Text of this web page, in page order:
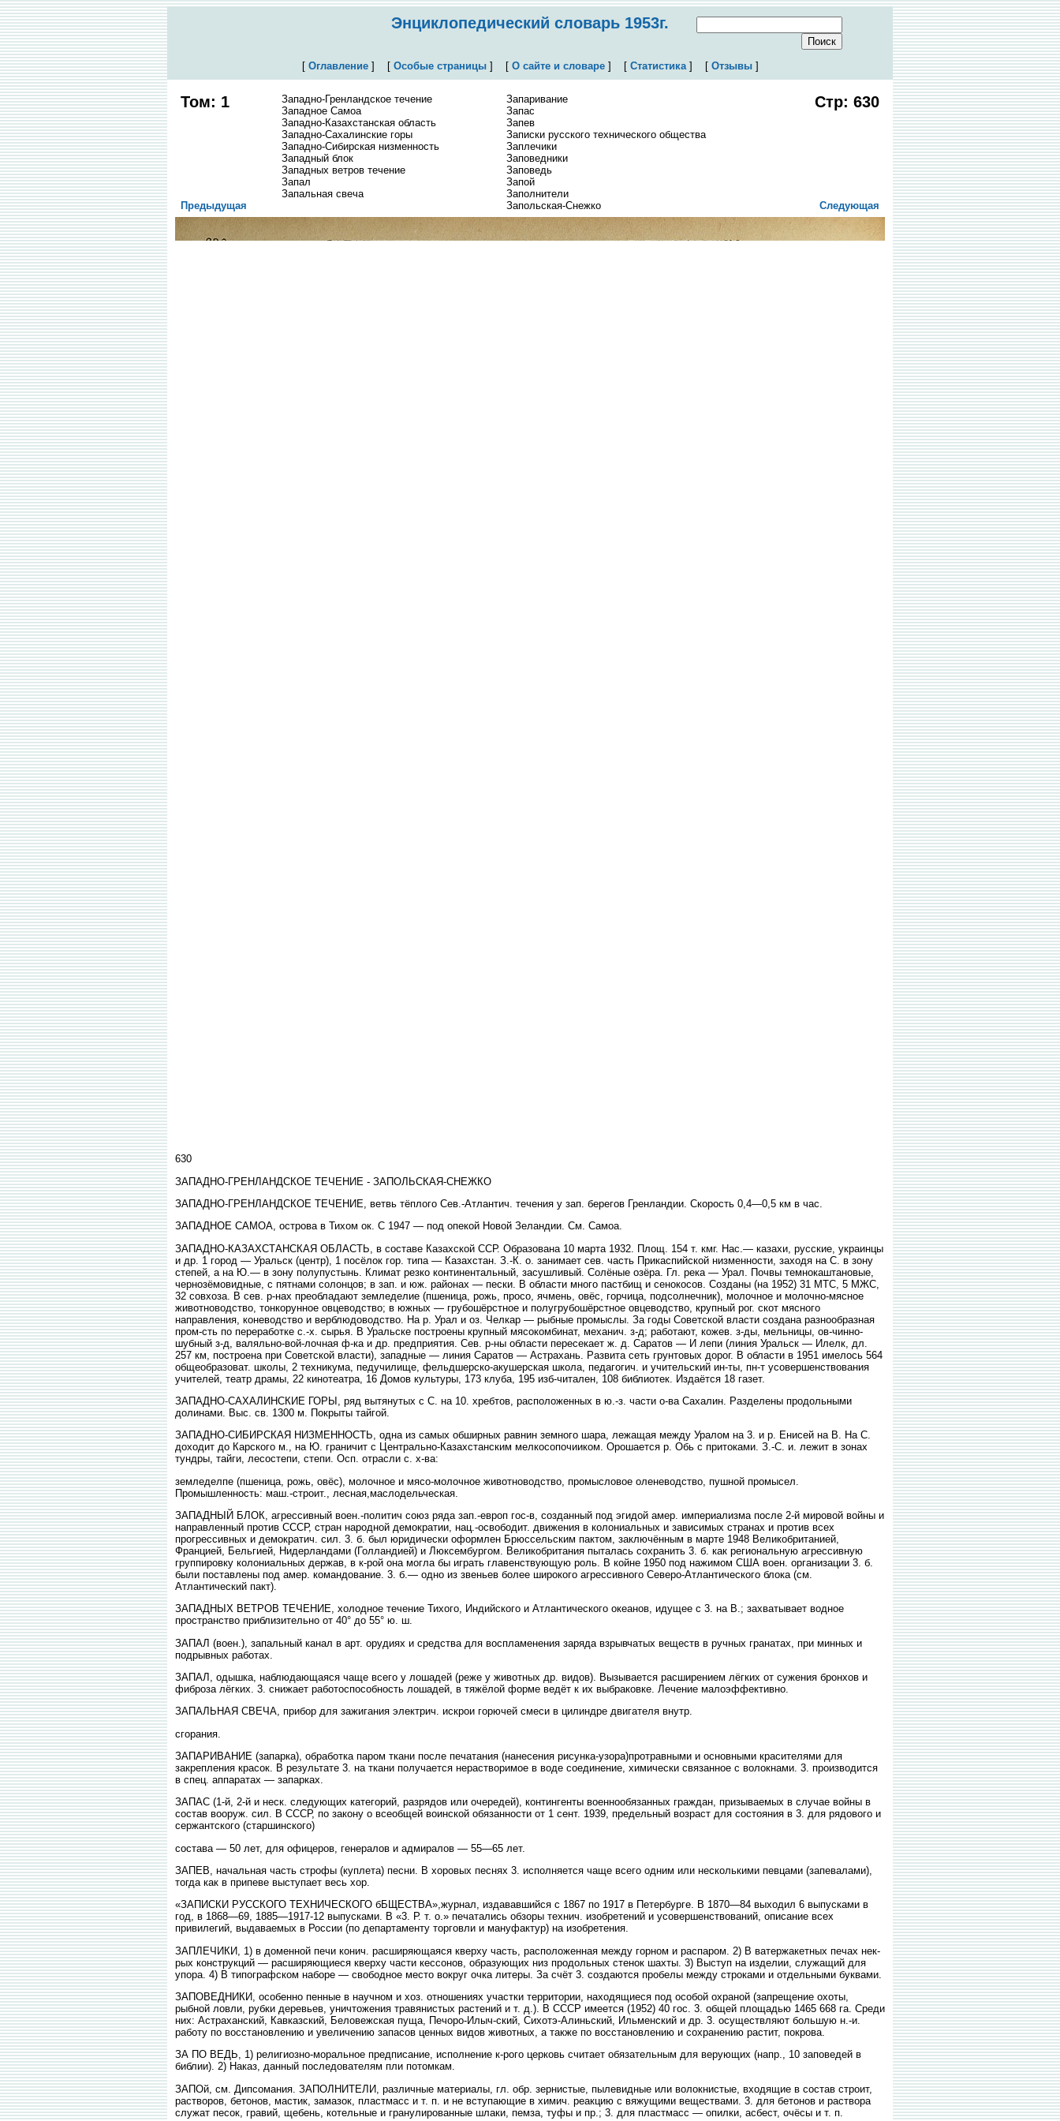
Энциклопедический словарь 1953г.
[ Оглавление] [ Особые страницы] [ О сайте и словаре] [ Статистика] [ Отзывы]
Том: 1
Западно-Гренландское течение
Западное Самоа
Западно-Казахстанская область
Западно-Сахалинские горы
Западно-Сибирская низменность
Западный блок
Западных ветров течение
Запал
Запальная свеча
Запаривание
Запас
Запев
Записки русского технического общества
Заплечики
Заповедники
Заповедь
Запой
Заполнители
Запольская-Снежко
Стр: 630
Предыдущая Следующая
630
ЗАПАДНО-ГРЕНЛАНДСКОЕ ТЕЧЕНИЕ - ЗАПОЛЬСКАЯ-СНЕЖКО
ЗАПАДНО-ГРЕНЛАНДСКОЕ ТЕЧЕНИЕ, ветвь тёплого Сев.-Атлантич. течения у зап. берегов Гренландии. Скорость 0,4—0,5 км в час.
ЗАПАДНОЕ САМОА, острова в Тихом ок. С 1947 — под опекой Новой Зеландии. См. Самоа.
ЗАПАДНО-КАЗАХСТАНСКАЯ ОБЛАСТЬ, в составе Казахской ССР. Образована 10 марта 1932. Площ. 154 т. кмг. Нас.— казахи, русские, украинцы
и др. 1 город — Уральск (центр), 1 посёлок гор. типа — Казахстан. З.-К. о. занимает сев. часть Прикаспийской низменности, заходя на С. в зону
степей, а на Ю.— в зону полупустынь. Климат резко континентальный, засушливый. Солёные озёра. Гл. река — Урал. Почвы темнокаштановые,
чернозёмовидные, с пятнами солонцов; в зап. и юж. районах — пески. В области много пастбищ и сенокосов. Созданы (на 1952) 31 МТС, 5 МЖС,
32 совхоза. В сев. р-нах преобладают земледелие (пшеница, рожь, просо, ячмень, овёс, горчица, подсолнечник), молочное и молочно-мясное
животноводство, тонкорунное овцеводство; в южных — грубошёрстное и полугрубошёрстное овцеводство, крупный рог. скот мясного
направления, коневодство и верблюдоводство. На р. Урал и оз. Челкар — рыбные промыслы. За годы Советской власти создана разнообразная
пром-сть по переработке с.-х. сырья. В Уральске построены крупный мясокомбинат, механич. з-д; работают, кожев. з-ды, мельницы, ов-чинно-
шубный з-д, валяльно-вой-лочная ф-ка и др. предприятия. Сев. р-ны области пересекает ж. д. Саратов — И лепи (линия Уральск — Илелк, дл.
257 км, построена при Советской власти), западные — линия Саратов — Астрахань. Развита сеть грунтовых дорог. В области в 1951 имелось 564
общеобразоват. школы, 2 техникума, педучилище, фельдшерско-акушерская школа, педагогич. и учительский ин-ты, пн-т усовершенствования
учителей, театр драмы, 22 кинотеатра, 16 Домов культуры, 173 клуба, 195 изб-читален, 108 библиотек. Издаётся 18 газет.
ЗАПАДНО-САХАЛИНСКИЕ ГОРЫ, ряд вытянутых с С. на 10. хребтов, расположенных в ю.-з. части о-ва Сахалин. Разделены продольными
долинами. Выс. св. 1300 м. Покрыты тайгой.
ЗАПАДНО-СИБИРСКАЯ НИЗМЕННОСТЬ, одна из самых обширных равнин земного шара, лежащая между Уралом на 3. и р. Енисей на В. На С.
доходит до Карского м., на Ю. граничит с Центрально-Казахстанским мелкосопочииком. Орошается р. Обь с притоками. З.-С. и. лежит в зонах
тундры, тайги, лесостепи, степи. Осп. отрасли с. х-ва:
земледелпе (пшеница, рожь, овёс), молочное и мясо-молочное животноводство, промысловое оленеводство, пушной промысел.
Промышленность: маш.-строит., лесная,маслодельческая.
ЗАПАДНЫЙ БЛОК, агрессивный воен.-политич союз ряда зап.-европ гос-в, созданный под эгидой амер. империализма после 2-й мировой войны и
направленный против СССР, стран народной демократии, нац.-освободит. движения в колониальных и зависимых странах и против всех
прогрессивных и демократич. сил. 3. б. был юридически оформлен Брюссельским пактом, заключённым в марте 1948 Великобританией,
Францией, Бельгией, Нидерландами (Голландией) и Люксембургом. Великобритания пыталась сохранить 3. б. как региональную агрессивную
группировку колониальных держав, в к-рой она могла бы играть главенствующую роль. В койне 1950 под нажимом США воен. организации 3. б.
были поставлены под амер. командование. 3. б.— одно из звеньев более широкого агрессивного Северо-Атлантического блока (см.
Атлантический пакт).
ЗАПАДНЫХ ВЕТРОВ ТЕЧЕНИЕ, холодное течение Тихого, Индийского и Атлантического океанов, идущее с 3. на В.; захватывает водное
пространство приблизительно от 40° до 55° ю. ш.
ЗАПАЛ (воен.), запальный канал в арт. орудиях и средства для воспламенения заряда взрывчатых веществ в ручных гранатах, при минных и
подрывных работах.
ЗАПАЛ, одышка, наблюдающаяся чаще всего у лошадей (реже у животных др. видов). Вызывается расширением лёгких от сужения бронхов и
фиброза лёгких. 3. снижает работоспособность лошадей, в тяжёлой форме ведёт к их выбраковке. Лечение малоэффективно.
ЗАПАЛЬНАЯ СВЕЧА, прибор для зажигания электрич. искрои горючей смеси в цилиндре двигателя внутр.
сгорания.
ЗАПАРИВАНИЕ (запарка), обработка паром ткани после печатания (нанесения рисунка-узора)протравными и основными красителями для
закрепления красок. В результате 3. на ткани получается нерастворимое в воде соединение, химически связанное с волокнами. 3. производится
в спец. аппаратах — запарках.
ЗАПАС (1-й, 2-й и неск. следующих категорий, разрядов или очередей), контингенты военнообязанных граждан, призываемых в случае войны в
состав вооруж. сил. В СССР, по закону о всеобщей воинской обязанности от 1 сент. 1939, предельный возраст для состояния в 3. для рядового и
сержантского (старшинского)
состава — 50 лет, для офицеров, генералов и адмиралов — 55—65 лет.
ЗАПЕВ, начальная часть строфы (куплета) песни. В хоровых песнях 3. исполняется чаще всего одним или несколькими певцами (запевалами),
тогда как в припеве выступает весь хор.
«ЗАПИСКИ РУССКОГО ТЕХНИЧЕСКОГО бБЩЕСТВА»,журнал, издававшийся с 1867 по 1917 в Петербурге. В 1870—84 выходил 6 выпусками в
год, в 1868—69, 1885—1917-12 выпусками. В «3. Р. т. о.» печатались обзоры технич. изобретений и усовершенствований, описание всех
привилегий, выдаваемых в России (по департаменту торговли и мануфактур) на изобретения.
ЗАПЛЕЧИКИ, 1) в доменной печи конич. расширяющаяся кверху часть, расположенная между горном и распаром. 2) В ватержакетных печах нек-
рых конструкций — расширяющиеся кверху части кессонов, образующих низ продольных стенок шахты. 3) Выступ на изделии, служащий для
упора. 4) В типографском наборе — свободное место вокруг очка литеры. За счёт 3. создаются пробелы между строками и отдельными буквами.
ЗАПОВЕДНИКИ, особенно пенные в научном и хоз. отношениях участки территории, находящиеся под особой охраной (запрещение охоты,
рыбной ловли, рубки деревьев, уничтожения травянистых растений и т. д.). В СССР имеется (1952) 40 гос. 3. общей площадью 1465 668 га. Среди
них: Астраханский, Кавказский, Беловежская пуща, Печоро-Илыч-ский, Сихотэ-Алиньский, Ильменский и др. 3. осуществляют большую н.-и.
работу по восстановлению и увеличению запасов ценных видов животных, а также по восстановлению и сохранению растит, покрова.
ЗА ПО ВЕДЬ, 1) религиозно-моральное предписание, исполнение к-рого церковь считает обязательным для верующих (напр., 10 заповедей в
библии). 2) Наказ, данный последователям пли потомкам.
ЗАПОй, см. Дипсомания. ЗАПОЛНИТЕЛИ, различные материалы, гл. обр. зернистые, пылевидные или волокнистые, входящие в состав строит,
растворов, бетонов, мастик, замазок, пластмасс и т. п. и не вступающие в химич. реакцию с вяжущими веществами. 3. для бетонов и раствора
служат песок, гравий, щебень, котельные и гранулированные шлаки, пемза, туфы и пр.; 3. для пластмасс — опилки, асбест, очёсы и т. п.